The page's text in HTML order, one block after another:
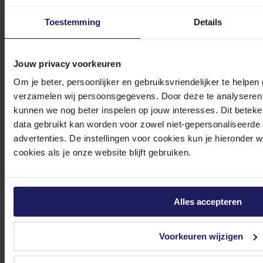
Toestemming Details
Jouw privacy voorkeuren
Om je beter, persoonlijker en gebruiksvriendelijker te
verzamelen wij persoonsgegevens. Door deze te
kunnen we nog beter inspelen op jouw interesses. Dit
data gebruikt kan worden voor zowel niet-
advertenties. De instellingen voor cookies kun je hieronder
cookies als je onze website blijft gebruiken.
Alles accepteren
Voorkeuren wijzigen
Bekijk onze veelgestelde vragen
0572 328 120
Klantenservice@azerty.nl